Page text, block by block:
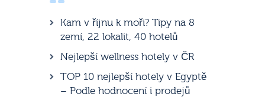
Kam v říjnu k moři? Tipy na 8
zemí, 22 lokalit, 40 hotelů
Nejlepší wellness hotely v ČR
TOP 10 nejlepší hotely v Egyptě
– Podle hodnocení i prodejů